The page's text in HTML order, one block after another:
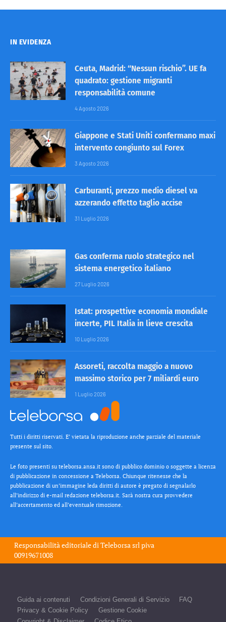
IN EVIDENZA
Ceuta, Madrid: “Nessun rischio”. UE fa
quadrato: gestione migranti
responsabilità comune
4 Agosto 2026
Giappone e Stati Uniti confermano maxi
intervento congiunto sul Forex
3 Agosto 2026
Carburanti, prezzo medio diesel va
azzerando effetto taglio accise
31 Luglio 2026
Gas conferma ruolo strategico nel
sistema energetico italiano
27 Luglio 2026
Istat: prospettive economia mondiale
incerte, PIL Italia in lieve crescita
10 Luglio 2026
Assoreti, raccolta maggio a nuovo
massimo storico per 7 miliardi euro
1 Luglio 2026
Tutti i diritti riservati. E’ vietata la riproduzione anche parziale del materiale
presente sul sito.
Le foto presenti su teleborsa.ansa.it sono di pubblico dominio o soggette a licenza
di pubblicazione in concessione a Teleborsa. Chiunque ritenesse che la
pubblicazione di un’immagine leda diritti di autore è pregato di segnalarlo
all’indirizzo di e-mail redazione teleborsa.it. Sarà nostra cura provvedere
all’accertamento ed all’eventuale rimozione.
Responsabilità editoriale diTeleborsa srl piva
00919671008
Guida ai contenuti Condizioni Generali di Servizio
FAQ
Privacy & Cookie Policy
Gestione Cookie